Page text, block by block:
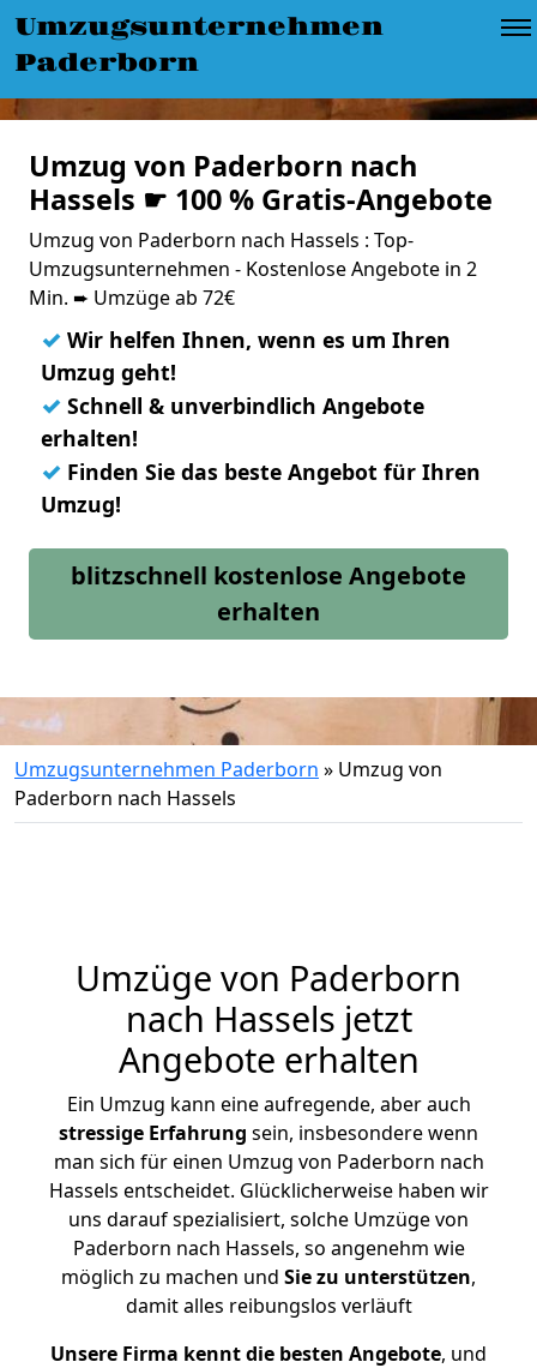
Umzugsunternehmen
Paderborn
Umzug von Paderborn nach
Hassels ☛ 100 % Gratis-Angebote
Umzug von Paderborn nach Hassels : Top-
Umzugsunternehmen - Kostenlose Angebote in 2
Min. ➨ Umzüge ab 72€
✓ Wir helfen Ihnen, wenn es um Ihren
Umzug geht!
✓ Schnell & unverbindlich Angebote
erhalten!
✓ Finden Sie das beste Angebot für Ihren
Umzug!
blitzschnell kostenlose Angebote
erhalten
Umzugsunternehmen Paderborn » Umzug von
Paderborn nach Hassels
Umzüge von Paderborn
nach Hassels jetzt
Angebote erhalten
Ein Umzug kann eine aufregende, aber auch
stressige Erfahrung sein, insbesondere wenn
man sich für einen Umzug von Paderborn nach
Hassels entscheidet. Glücklicherweise haben wir
uns darauf spezialisiert, solche Umzüge von
Paderborn nach Hassels, so angenehm wie
möglich zu machen und Sie zu unterstützen,
damit alles reibungslos verläuft
Unsere Firma kennt die besten Angebote, und